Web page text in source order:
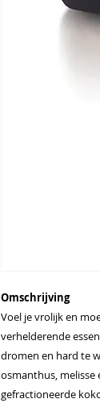
Omschrijving
Voel je vrolijk en
verhelderende
dromen en hard te
osmanthus, melisse
gefractioneerde